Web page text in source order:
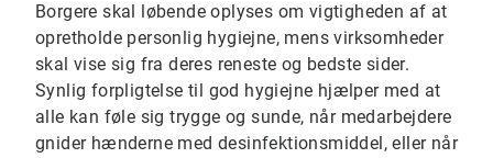
Borgere skal løbende oplyses om vigtigheden af at
opretholde personlig hygiejne, mens virksomheder
skal vise sig fra deres reneste og bedste sider.
Synlig forpligtelse til god hygiejne hjælper med at
alle kan føle sig trygge og sunde, når medarbejdere
gnider hænderne med desinfektionsmiddel, eller når